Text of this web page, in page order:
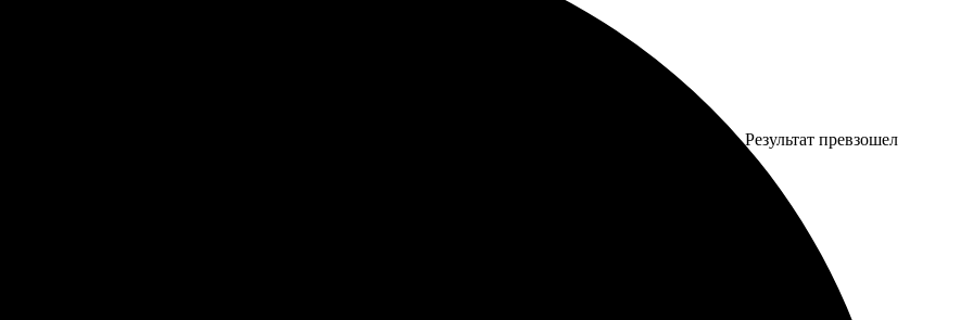
интерфейс и быстрая доставка. Процесс оформления заказа понятный, все предусмотрено. Результат превзошел